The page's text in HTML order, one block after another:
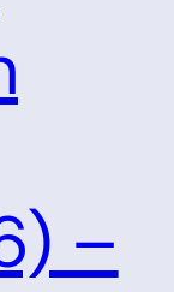
–